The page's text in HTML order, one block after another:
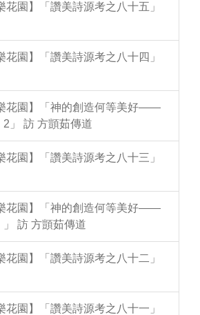
花園】「讚美詩源考之八十五」
花園】「讚美詩源考之八十四」
花園】「神的創造何等美好——
」 訪 方顗茹傳道
花園】「讚美詩源考之八十三」
花園】「神的創造何等美好——
訪 方顗茹傳道
花園】「讚美詩源考之八十二」
花園】「讚美詩源考之八十一」